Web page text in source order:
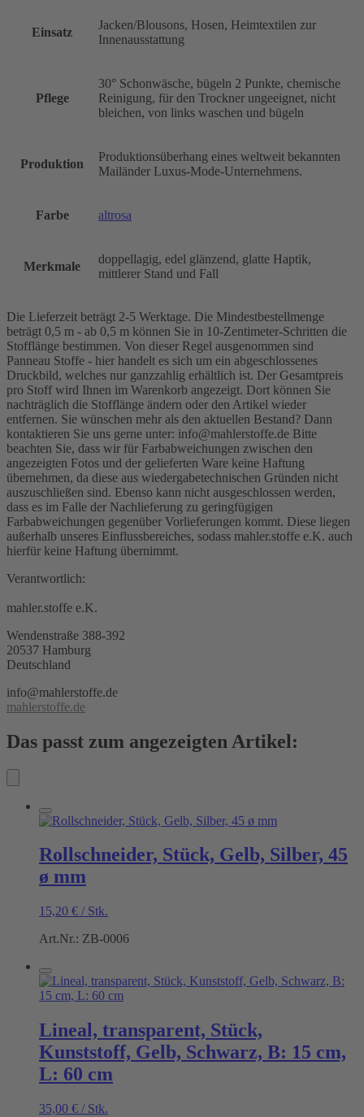
Einsatz
Jacken/Blousons, Hosen, Heimtextilen zur
Innenausstattung
Pflege
30° Schonwäsche, bügeln 2 Punkte, chemische
Reinigung, für den Trockner ungeeignet, nicht
bleichen, von links waschen und bügeln
Produktion
Produktionsüberhang eines weltweit bekannten
Mailänder Luxus-Mode-Unternehmens.
Farbe altrosa
Merkmale
doppellagig, edel glänzend, glatte Haptik,
mittlerer Stand und Fall
Die Lieferzeit beträgt 2-5 Werktage. Die Mindestbestellmenge
beträgt 0,5 m - ab 0,5 m können Sie in 10-Zentimeter-Schritten die
Stofflänge bestimmen. Von dieser Regel ausgenommen sind
Panneau Stoffe - hier handelt es sich um ein abgeschlossenes
Druckbild, welches nur ganzzahlig erhältlich ist. Der Gesamtpreis
pro Stoff wird Ihnen im Warenkorb angezeigt. Dort können Sie
nachträglich die Stofflänge ändern oder den Artikel wieder
entfernen. Sie wünschen mehr als den aktuellen Bestand? Dann
kontaktieren Sie uns gerne unter: info@mahlerstoffe.de Bitte
beachten Sie, dass wir für Farbabweichungen zwischen den
angezeigten Fotos und der gelieferten Ware keine Haftung
übernehmen, da diese aus wiedergabetechnischen Gründen nicht
auszuschließen sind. Ebenso kann nicht ausgeschlossen werden,
dass es im Falle der Nachlieferung zu geringfügigen
Farbabweichungen gegenüber Vorlieferungen kommt. Diese liegen
außerhalb unseres Einflussbereiches, sodass mahler.stoffe e.K. auch
hierfür keine Haftung übernimmt.
Verantwortlich:
mahler.stoffe e.K.
Wendenstraße 388-392
20537 Hamburg
Deutschland
info@mahlerstoffe.de
mahlerstoffe.de
Das passt zum angezeigten Artikel:
Rollschneider, Stück, Gelb, Silber, 45
ø mm
15,20 € / Stk.
Art.Nr.: ZB-0006
Lineal, transparent, Stück,
Kunststoff, Gelb, Schwarz, B: 15 cm,
L: 60 cm
35,00 € / Stk.